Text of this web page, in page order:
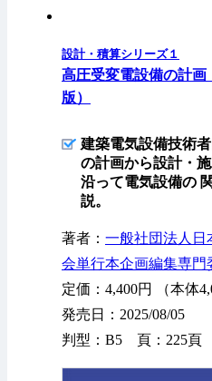
設計・積算シリーズ１
高圧受変電設備の計画
版）
建築電気設備技術
の計画から設計・
沿って電気設備の
説。
著者： 一般社団法人日
会単行本企画編集専門
定価：4,400円 （本体
発売日：2025/08/05
判型：B5 頁：225頁